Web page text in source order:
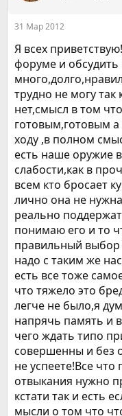
а
31 Мар 2012
Я всех
форуме и обсудить
трудно не могу так
нет,смысл в том
готовым,готовым а
ходу ,в полном
есть наше оружие
слабости,как в
всем кто бросает
лично она не
реально
понимаю его и то
правильный выбор
надо с таким же
есть все тоже
что тяжело это
легче не было,я
напрячь память и
чего ждать типо
совершенны и без
не успеете!Все
отвыкания нужно
кстати так и есть
мысли о том что